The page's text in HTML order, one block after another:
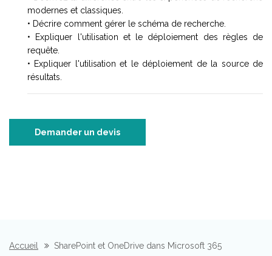
modernes et classiques.
• Décrire comment gérer le schéma de recherche.
• Expliquer l'utilisation et le déploiement des règles de
requête.
• Expliquer l'utilisation et le déploiement de la source de
résultats.
Demander un devis
Accueil SharePoint et OneDrive dans Microsoft 365